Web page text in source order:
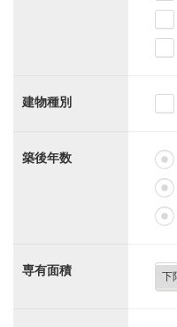
建物種別
築後年数
専有面積